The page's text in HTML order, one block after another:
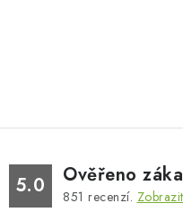
5.0 Ověřeno
851 recenzí.